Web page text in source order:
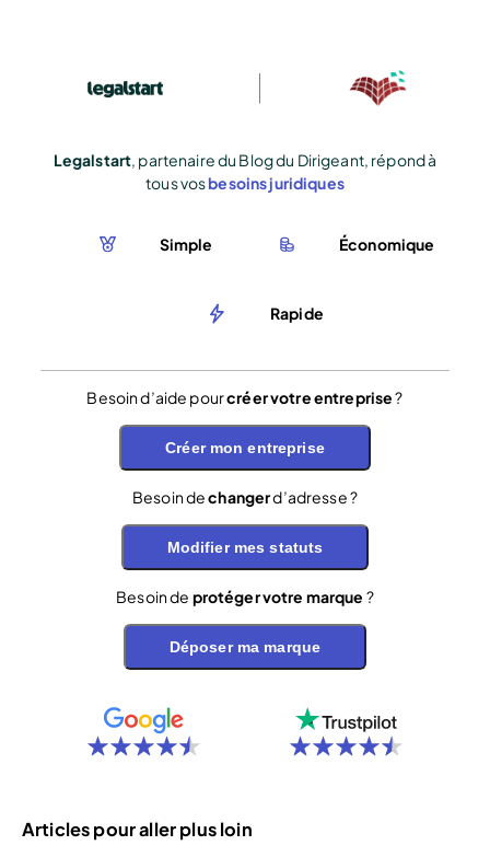
Legalstart, partenaire du Blog du Dirigeant, répond à
tous vosbesoins juridiques
Simple Économique
Rapide
Besoin d’aide pourcréer votre entreprise?
Créer mon entreprise
Besoin dechangerd’adresse ?
Modifier mes statuts
Besoin de protéger votre marque ?
Déposer ma marque
Articles pour aller plus loin